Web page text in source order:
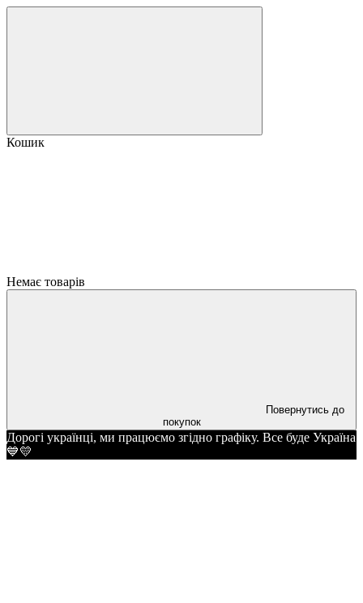
Кошик
Немає товарів
Повернутись до
покупок
Дорогі українці, ми працюємо згідно графіку. Все буде Україна
💙💛